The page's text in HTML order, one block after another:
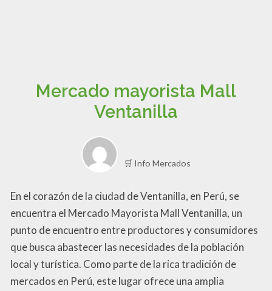
Mercado mayorista Mall
Ventanilla
🛒 Info Mercados
En el corazón de la ciudad de Ventanilla, en Perú, se
encuentra el Mercado Mayorista Mall Ventanilla, un
punto de encuentro entre productores y consumidores
que busca abastecer las necesidades de la población
local y turística. Como parte de la rica tradición de
mercados en Perú, este lugar ofrece una amplia